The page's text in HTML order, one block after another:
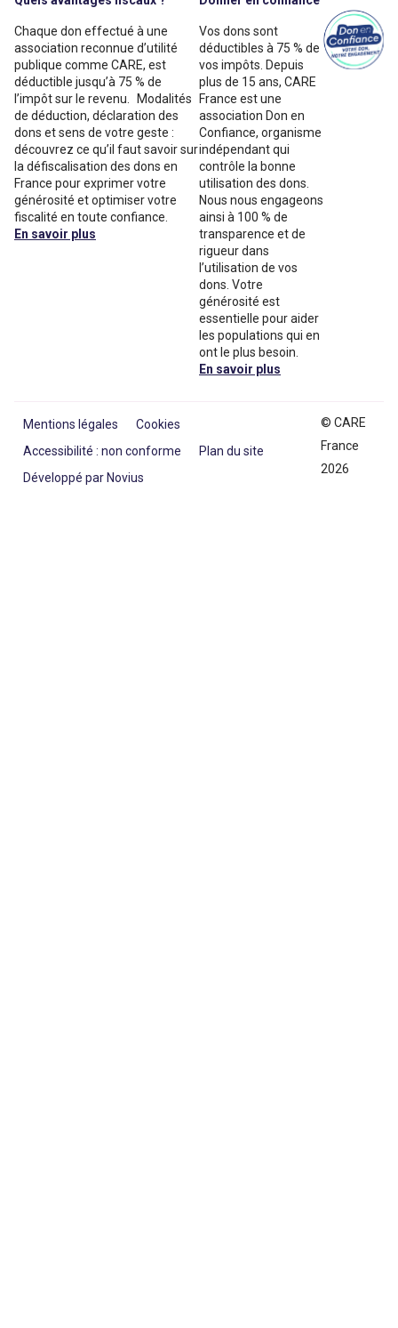
Chaque don effectué à une
association reconnue d’utilité
publique comme CARE, est
déductible jusqu’à 75 % de
l’impôt sur le revenu. Modalités
de déduction, déclaration des
dons et sens de votre geste :
découvrez ce qu’il faut savoir sur
la défiscalisation des dons en
France pour exprimer votre
générosité et optimiser votre
fiscalité en toute confiance.
En savoir plus
Vos dons sont
déductibles à 75 % de
vos impôts. Depuis
plus de 15 ans, CARE
France est une
association Don en
Confiance, organisme
indépendant qui
contrôle la bonne
utilisation des dons.
Nous nous engageons
ainsi à 100 % de
transparence et de
rigueur dans
l’utilisation de vos
dons. Votre
générosité est
essentielle pour aider
les populations qui en
ont le plus besoin.
En savoir plus
Mentions légales
Cookies
Accessibilité : non conforme
Plan du site
Développé par Novius
© CARE
France
2026